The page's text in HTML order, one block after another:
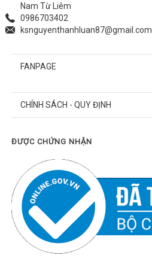
Nam Từ Liêm
0986703402
ksnguyenthanhluan87@gmail.com
FANPAGE
CHÍNH SÁCH - QUY ĐỊNH
ĐƯỢC CHỨNG NHẬN